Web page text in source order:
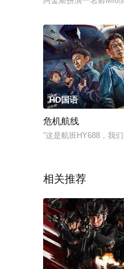
HD国语
危机航线
“这是航班HY688，我
相关推荐